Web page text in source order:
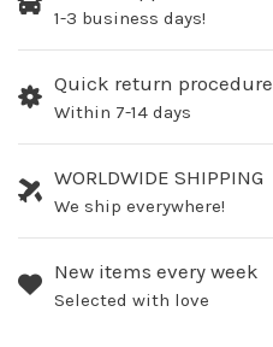
1-3 business days!
Quick return procedure
Within 7-14 days
WORLDWIDE SHIPPING
We ship everywhere!
New items every week
Selected with love